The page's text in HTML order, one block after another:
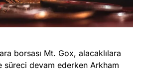
borsası Mt. Gox, alacaklılara
süreci devam ederken Arkham